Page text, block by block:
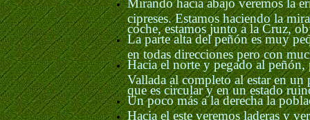
Mirando hacia abajo veremos la
cipreses. Estamos haciendo la
coche, estamos junto a la Cruz,
La parte alta del peñón es muy
en todas direcciones pero con
Hacia el norte y pegado al peñón,
Vallada al completo al estar en
que es circular y en un estado
Un poco más a la derecha la
Hacia el este veremos laderas y